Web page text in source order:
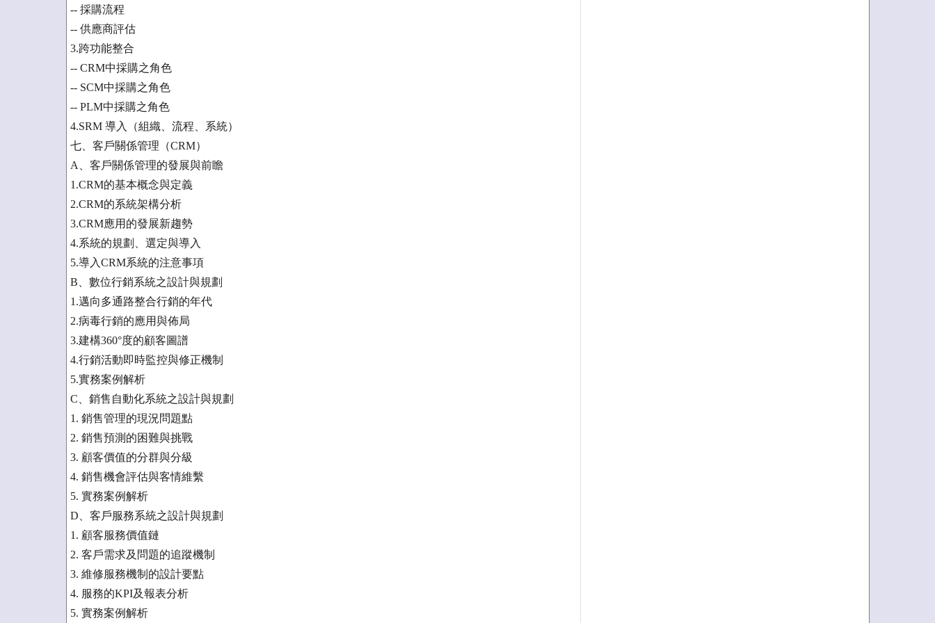
-- 採購流程
-- 供應商評估
3.跨功能整合
-- CRM中採購之角色
-- SCM中採購之角色
-- PLM中採購之角色
4.SRM 導入（組織、流程、系統）
七、客戶關係管理（CRM）
A、客戶關係管理的發展與前瞻
1.CRM的基本概念與定義
2.CRM的系統架構分析
3.CRM應用的發展新趨勢
4.系統的規劃、選定與導入
5.導入CRM系統的注意事項
B、數位行銷系統之設計與規劃
1.邁向多通路整合行銷的年代
2.病毒行銷的應用與佈局
3.建構360°度的顧客圖譜
4.行銷活動即時監控與修正機制
5.實務案例解析
C、銷售自動化系統之設計與規劃
1. 銷售管理的現況問題點
2. 銷售預測的困難與挑戰
3. 顧客價值的分群與分級
4. 銷售機會評估與客情維繫
5. 實務案例解析
D、客戶服務系統之設計與規劃
1. 顧客服務價值鏈
2. 客戶需求及問題的追蹤機制
3. 維修服務機制的設計要點
4. 服務的KPI及報表分析
5. 實務案例解析